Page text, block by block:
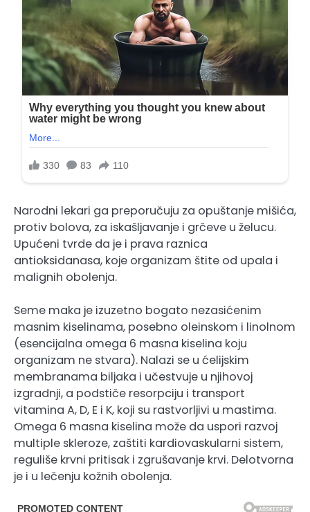
Narodni lekari ga preporučuju za opuštanje mišića,
protiv bolova, za iskašljavanje i grčeve u želucu.
Upućeni tvrde da je i prava raznica
antioksidanasa, koje organizam štite od upala i
malignih obolenja.
Seme maka je izuzetno bogato nezasićenim
masnim kiselinama, posebno oleinskom i linolnom
(esencijalna omega 6 masna kiselina koju
organizam ne stvara). Nalazi se u ćelijskim
membranama biljaka i učestvuje u njihovoj
izgradnji, a podstiče resorpciju i transport
vitamina A, D, E i K, koji su rastvorljivi u mastima.
Omega 6 masna kiselina može da uspori razvoj
multiple skleroze, zaštiti kardiovaskularni sistem,
reguliše krvni pritisak i zgrušavanje krvi. Delotvorna
je i u lečenju kožnih obolenja.